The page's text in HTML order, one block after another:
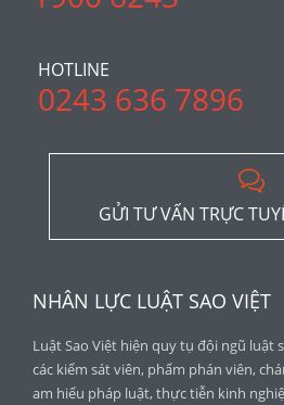
HOTLINE
0243 636 7896

GỬI TƯ VẤN TRỰC
NHÂN LỰC LUẬT SAO VIỆT
Luật Sao Việt hiện quy tụ đội ngũ luật
các kiểm sát viên, phẩm phán viên,
am hiểu pháp luật, thực tiễn kinh